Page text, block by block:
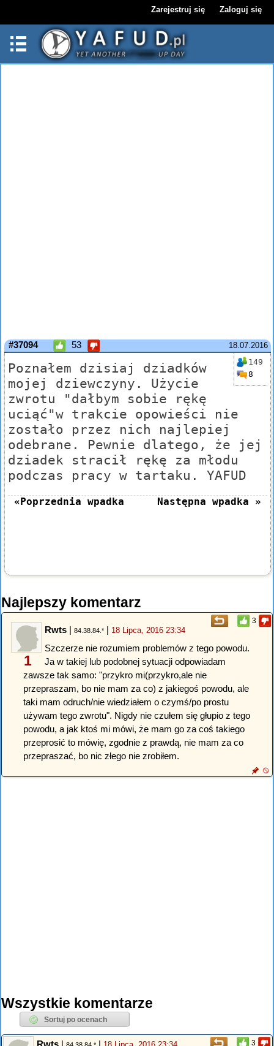
Zarejestruj się Zaloguj się
18.07.2016
#37094 53
149
8
Poznałem dzisiaj dziadków
mojej dziewczyny. Użycie
zwrotu "dałbym sobie rękę
uciąć"w trakcie opowieści nie
zostało przez nich najlepiej
odebrane. Pewnie dlatego, że jej
dziadek stracił rękę za młodu
podczas pracy w tartaku. YAFUD
«Poprzednia wpadka Następna wpadka »
Najlepszy komentarz
3
1
Rwts | 84.38.84.* | 18 Lipca, 2016 23:34
Szczerze nie rozumiem problemów z tego powodu.
Ja w takiej lub podobnej sytuacji odpowiadam
zawsze tak samo: "przykro mi(przykro,ale nie
przepraszam, bo nie mam za co) z jakiegoś powodu, ale
taki mam odruch/nie wiedziałem o czymś/po prostu
używam tego zwrotu". Nigdy nie czułem się głupio z tego
powodu, a jak ktoś mi mówi, że mam go za coś takiego
przeprosić to mówię, zgodnie z prawdą, nie mam za co
przepraszać, bo nic złego nie zrobiłem.
Wszystkie komentarze
3
Rwts | |